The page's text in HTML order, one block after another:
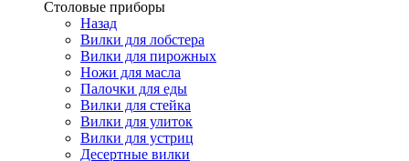
Cтоловые приборы
Назад
Вилки для лобстера
Вилки для пирожных
Ножи для масла
Палочки для еды
Вилки для стейка
Вилки для улиток
Вилки для устриц
Десертные вилки